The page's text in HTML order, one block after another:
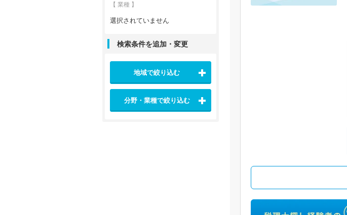
【 業種 】
選択されていません
検索条件を追加・変更
地域で絞り込む
分野・業種で絞り込む